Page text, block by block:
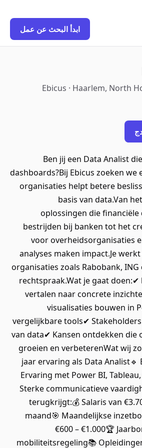
ابدأ البحث عن عمل
Ebicus · Haarlem, North
📊 Ben jij een Data Analist
dashboards?Bij Ebicus zoeken we
organisaties helpt betere
basis van data.Van
oplossingen die
bestrijden bij banken tot het
voor overheidsorganisaties
analyses maken impact.Je
organisaties zoals Rabobank, ING
rechtspraak.Wat je gaat doen:✔
vertalen naar concrete
visualisaties bouwen in
vergelijkbare tools✔
van data✔ Kansen ontdekken die
groeien en verbeterenWat wij
jaar ervaring als Data Analist🔹
Ervaring met Power BI,
Sterke communicatieve
terugkrijgt:💰 Salaris van
maand🎯 Maandelijkse
€600 – €1.000🏆
mobiliteitsregeling📚